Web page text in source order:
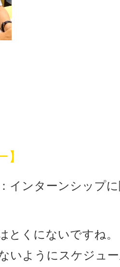
】
インターンシップ
とくにないですね
いようにスケジュ